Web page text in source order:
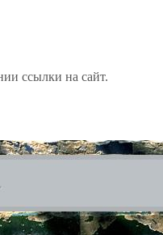
ссылки на сайт.